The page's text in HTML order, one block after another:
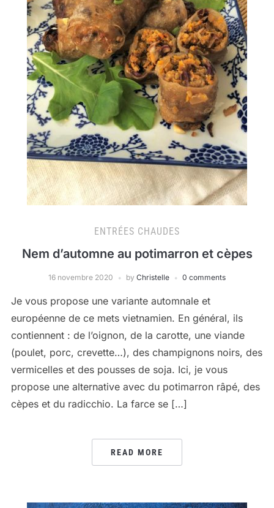
ENTRÉES CHAUDES
Nem d’automne au potimarron et cèpes
16 novembre 2020 by Christelle 0 comments
Je vous propose une variante automnale et
européenne de ce mets vietnamien. En général, ils
contiennent : de l’oignon, de la carotte, une viande
(poulet, porc, crevette…), des champignons noirs, des
vermicelles et des pousses de soja. Ici, je vous
propose une alternative avec du potimarron râpé, des
cèpes et du radicchio. La farce se […]
READ MORE